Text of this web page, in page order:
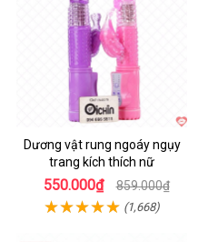
Dương vật rung ngoáy ngụy
trang kích thích nữ
550.000₫ 859.000₫
(1,668)